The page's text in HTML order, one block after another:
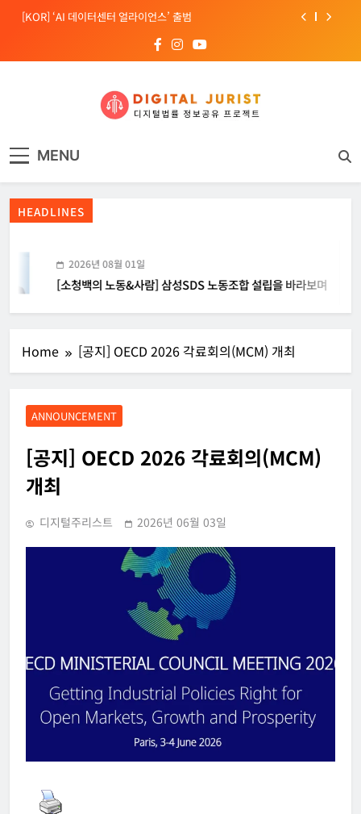
Skip[KOR] ‘AI 데이터센터 얼라이언스’ 출범
[EU] 틱톡의 아동 보호 미흡 관련 예비 조사결과 발표
[Russia] 텔레그램 설립자 파벨 두로프 기소
[KOR] ‘AI 데이터센터 얼라이언스’ 출범
[EU] 틱톡의 아동 보호 미흡 관련 예비 조사결과 발표
MENU
HEADLINES
2026년 08월 01일
[소청백의 노동&사람] 삼성SDS 노동조합 설립을 바라보며
Home [공지] OECD 2026 각료회의(MCM) 개최
ANNOUNCEMENT
[공지] OECD 2026 각료회의(MCM)
개최
디지털주리스트 2026년 06월 03일